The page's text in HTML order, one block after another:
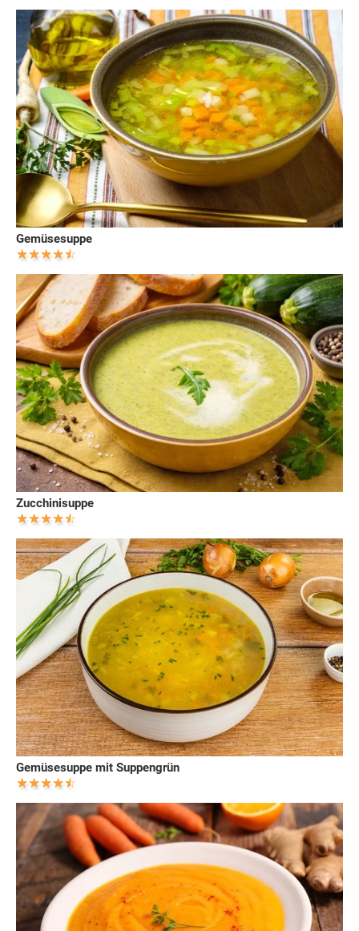
Gemüsesuppe
Zucchinisuppe
Gemüsesuppe mit Suppengrün